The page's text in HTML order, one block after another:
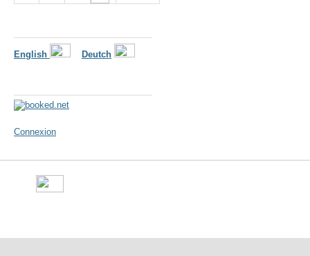
English Deutch
Connexion